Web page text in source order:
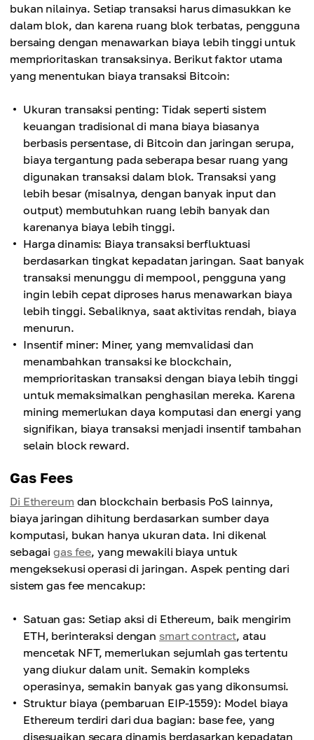
bukan nilainya. Setiap transaksi harus dimasukkan ke
dalam blok, dan karena ruang blok terbatas, pengguna
bersaing dengan menawarkan biaya lebih tinggi untuk
memprioritaskan transaksinya. Berikut faktor utama
yang menentukan biaya transaksi Bitcoin:
Ukuran transaksi penting: Tidak seperti sistem
keuangan tradisional di mana biaya biasanya
berbasis persentase, di Bitcoin dan jaringan serupa,
biaya tergantung pada seberapa besar ruang yang
digunakan transaksi dalam blok. Transaksi yang
lebih besar (misalnya, dengan banyak input dan
output) membutuhkan ruang lebih banyak dan
karenanya biaya lebih tinggi.
Harga dinamis: Biaya transaksi berfluktuasi
berdasarkan tingkat kepadatan jaringan. Saat banyak
transaksi menunggu di mempool, pengguna yang
ingin lebih cepat diproses harus menawarkan biaya
lebih tinggi. Sebaliknya, saat aktivitas rendah, biaya
menurun.
Insentif miner: Miner, yang memvalidasi dan
menambahkan transaksi ke blockchain,
memprioritaskan transaksi dengan biaya lebih tinggi
untuk memaksimalkan penghasilan mereka. Karena
mining memerlukan daya komputasi dan energi yang
signifikan, biaya transaksi menjadi insentif tambahan
selain block reward.
Gas Fees
Di Ethereum dan blockchain berbasis PoS lainnya,
biaya jaringan dihitung berdasarkan sumber daya
komputasi, bukan hanya ukuran data. Ini dikenal
sebagaigas fee, yang mewakili biaya untuk
mengeksekusi operasi di jaringan. Aspek penting dari
sistem gas fee mencakup:
Satuan gas: Setiap aksi di Ethereum, baik mengirim
ETH, berinteraksi dengan smart contract, atau
mencetak NFT, memerlukan sejumlah gas tertentu
yang diukur dalam unit. Semakin kompleks
operasinya, semakin banyak gas yang dikonsumsi.
Struktur biaya (pembaruan EIP-1559): Model biaya
Ethereum terdiri dari dua bagian: base fee, yang
disesuaikan secara dinamis berdasarkan kepadatan